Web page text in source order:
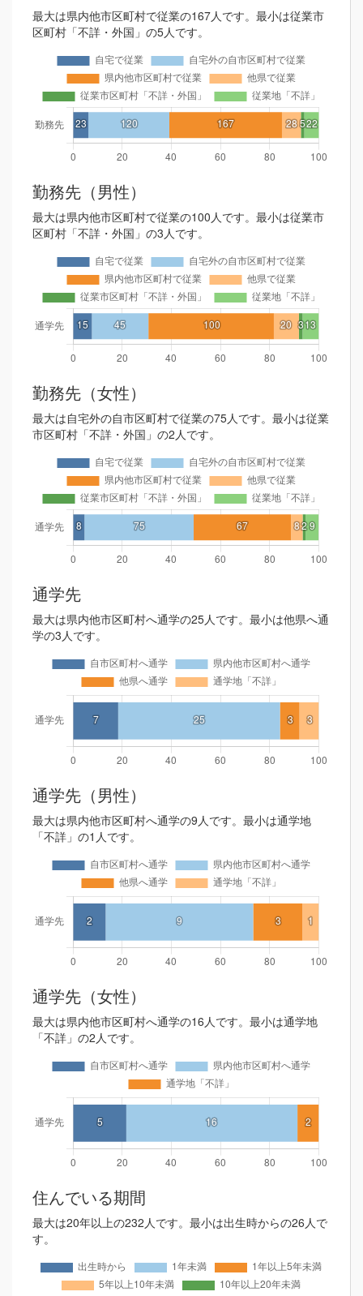
最大は県内他市区町村で従業の167人です。最小は従業市
区町村「不詳・外国」の5人です。
勤務先（男性）
最大は県内他市区町村で従業の100人です。最小は従業市
区町村「不詳・外国」の3人です。
勤務先（女性）
最大は自宅外の自市区町村で従業の75人です。最小は従業
市区町村「不詳・外国」の2人です。
通学先
最大は県内他市区町村へ通学の25人です。最小は他県へ通
学の3人です。
通学先（男性）
最大は県内他市区町村へ通学の9人です。最小は通学地
「不詳」の1人です。
通学先（女性）
最大は県内他市区町村へ通学の16人です。最小は通学地
「不詳」の2人です。
住んでいる期間
最大は20年以上の232人です。最小は出生時からの26人で
す。